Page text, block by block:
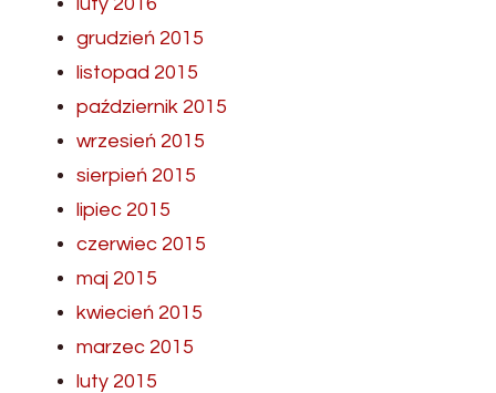
grudzień 2015
listopad 2015
październik 2015
wrzesień 2015
sierpień 2015
lipiec 2015
czerwiec 2015
maj 2015
kwiecień 2015
marzec 2015
luty 2015